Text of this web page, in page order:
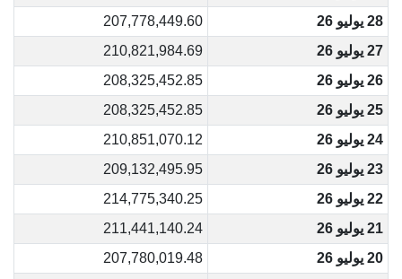
28 يوليو 26
207,778,449.60
27 يوليو 26
210,821,984.69
26 يوليو 26
208,325,452.85
25 يوليو 26
208,325,452.85
24 يوليو 26
210,851,070.12
23 يوليو 26
209,132,495.95
22 يوليو 26
214,775,340.25
21 يوليو 26
211,441,140.24
20 يوليو 26
207,780,019.48